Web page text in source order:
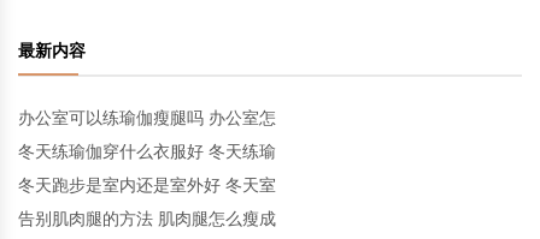
最新内容
办公室可以练瑜伽瘦腿吗 办公室怎
冬天练瑜伽穿什么衣服好 冬天练瑜
冬天跑步是室内还是室外好 冬天室
告别肌肉腿的方法 肌肉腿怎么瘦成